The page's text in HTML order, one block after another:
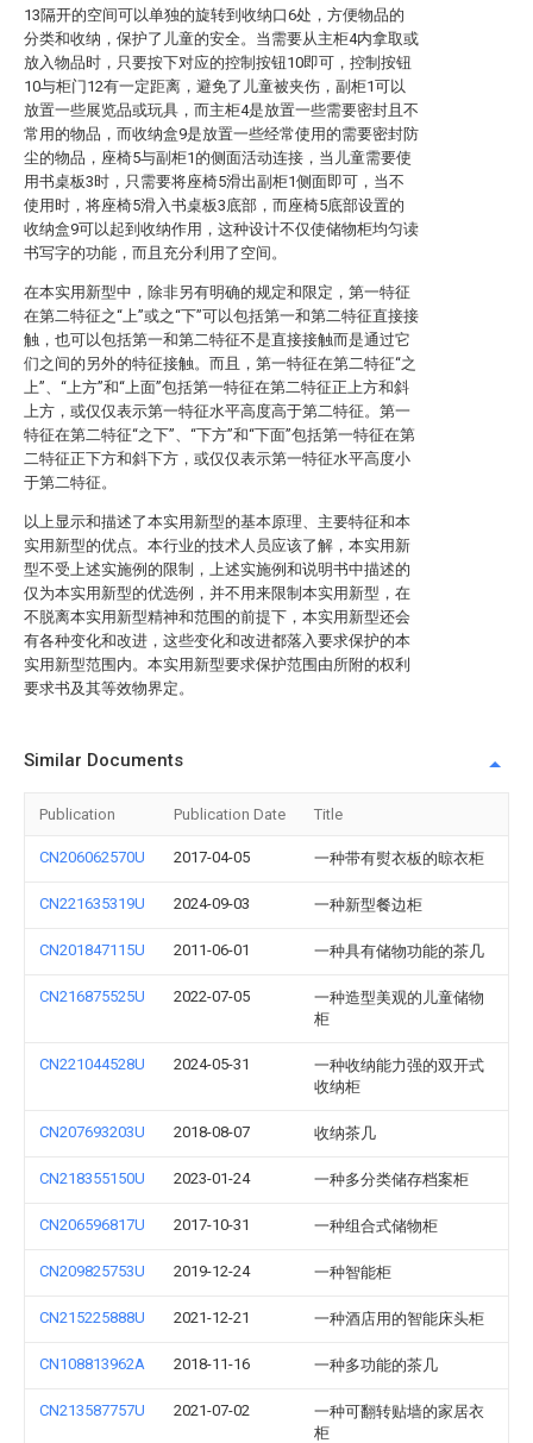
13隔开的空间可以单独的旋转到收纳口6处，方便物品的
分类和收纳，保护了儿童的安全。当需要从主柜4内拿取或
放入物品时，只要按下对应的控制按钮10即可，控制按钮
10与柜门12有一定距离，避免了儿童被夹伤，副柜1可以
放置一些展览品或玩具，而主柜4是放置一些需要密封且不
常用的物品，而收纳盒9是放置一些经常使用的需要密封防
尘的物品，座椅5与副柜1的侧面活动连接，当儿童需要使
用书桌板3时，只需要将座椅5滑出副柜1侧面即可，当不
使用时，将座椅5滑入书桌板3底部，而座椅5底部设置的
收纳盒9可以起到收纳作用，这种设计不仅使储物柜均匀读
书写字的功能，而且充分利用了空间。
在本实用新型中，除非另有明确的规定和限定，第一特征
在第二特征之“上”或之“下”可以包括第一和第二特征直接接
触，也可以包括第一和第二特征不是直接接触而是通过它
们之间的另外的特征接触。而且，第一特征在第二特征“之
上”、“上方”和“上面”包括第一特征在第二特征正上方和斜
上方，或仅仅表示第一特征水平高度高于第二特征。第一
特征在第二特征“之下”、“下方”和“下面”包括第一特征在第
二特征正下方和斜下方，或仅仅表示第一特征水平高度小
于第二特征。
以上显示和描述了本实用新型的基本原理、主要特征和本
实用新型的优点。本行业的技术人员应该了解，本实用新
型不受上述实施例的限制，上述实施例和说明书中描述的
仅为本实用新型的优选例，并不用来限制本实用新型，在
不脱离本实用新型精神和范围的前提下，本实用新型还会
有各种变化和改进，这些变化和改进都落入要求保护的本
实用新型范围内。本实用新型要求保护范围由所附的权利
要求书及其等效物界定。
Similar Documents
Publication Publication Date Title
CN206062570U 2017-04-05 一种带有熨衣板的晾衣柜
CN221635319U 2024-09-03 一种新型餐边柜
CN201847115U 2011-06-01 一种具有储物功能的茶几
CN216875525U 2022-07-05
一种造型美观的儿童储物
柜
CN221044528U 2024-05-31
一种收纳能力强的双开式
收纳柜
CN207693203U 2018-08-07 收纳茶几
CN218355150U 2023-01-24 一种多分类储存档案柜
CN206596817U 2017-10-31 一种组合式储物柜
CN209825753U 2019-12-24 一种智能柜
CN215225888U 2021-12-21 一种酒店用的智能床头柜
CN108813962A 2018-11-16 一种多功能的茶几
CN213587757U 2021-07-02
一种可翻转贴墙的家居衣
柜